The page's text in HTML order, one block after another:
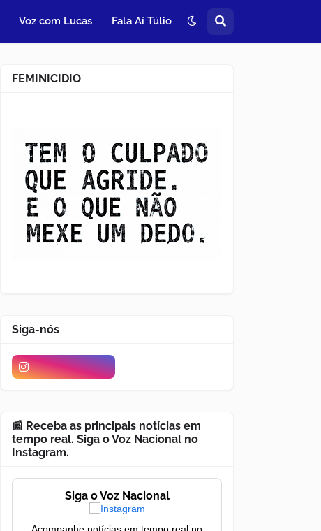
Voz com Lucas Fala Aí Túlio
FEMINICIDIO
Siga-nós
📰 Receba as principais notícias em
tempo real. Siga o Voz Nacional no
Instagram.
Siga o Voz Nacional